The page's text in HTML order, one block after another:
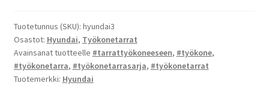
Tuotetunnus (SKU): hyundai3
Osastot: Hyundai, Työkonetarrat
Avainsanat tuotteelle #tarrattyökoneeseen, #työkone,
#työkonetarra, #työkonetarrasarja, #työkonetarrat
Tuotemerkki: Hyundai